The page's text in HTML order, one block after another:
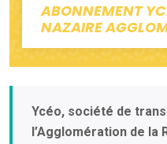
ABONNEMENT
NAZAIRE
Ycéo, société de
l’Agglomération de la